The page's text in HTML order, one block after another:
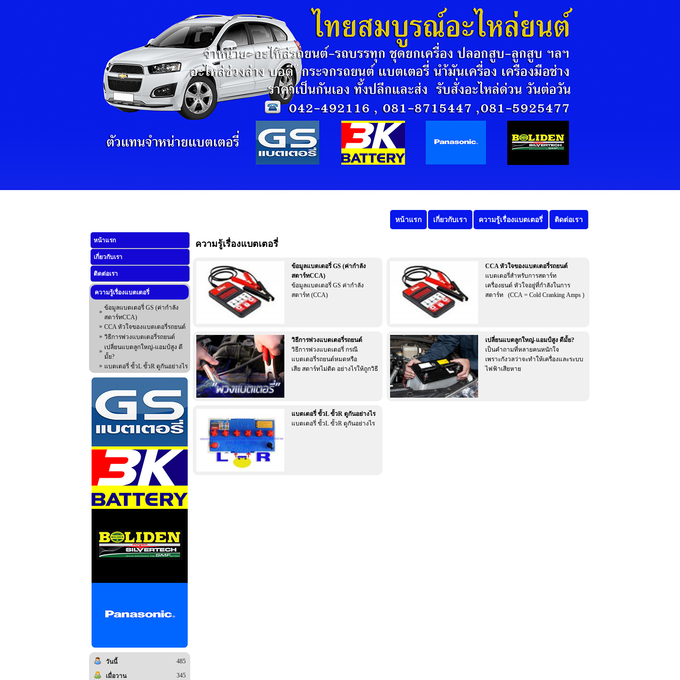
ติดต่อเรา
ความรู้เรื่องแบตเตอรี่
เกี่ยวกับเรา
หน้าแรก
หน้าแรก
เกี่ยวกับเรา
ติดต่อเรา
ความรู้เรื่องแบตเตอรี่
»
ข้อมูลแบตเตอรี่ GS (ค่ากำลัง
สตาร์ทCCA)
» CCA หัวใจของแบตเตอรี่รถยนต์
» วิธีการพ่วงแบตเตอรี่รถยนต์
»
เปลี่ยนแบตลูกใหญ่-แอมป์สูง ดี
มั้ย?
» แบตเตอรี่ ขั้วL ขั้วR ดูกันอย่างไร
วันนี้ 485
เมื่อวาน 345
ความรู้เรื่องแบตเตอรี่
ข้อมูลแบตเตอรี่ GS (ค่ากำลัง
สตาร์ทCCA)
ข้อมูลแบตเตอรี่ GS ค่ากำลัง
สตาร์ท (CCA)
CCA หัวใจของแบตเตอรี่รถยนต์
แบตเตอรี่สำหรับการสตาร์ท
เครื่องยนต์ หัวใจอยู่ที่กำลังในการ
สตาร์ท (CCA = Cold Cranking Amps )
วิธีการพ่วงแบตเตอรี่รถยนต์
วิธีการพ่วงแบตเตอรี่ กรณี
แบตเตอรี่รถยนต์หมดหรือ
เสีย สตาร์ทไม่ติด อย่างไรให้ถูกวิธี
เปลี่ยนแบตลูกใหญ่-แอมป์สูง ดีมั้ย?
เป็นคำถามที่หลายคนหนักใจ
เพราะกังวลว่าจะทำให้เครื่องและระบบ
ไฟฟ้าเสียหาย
แบตเตอรี่ ขั้วL ขั้วR ดูกันอย่างไร
แบตเตอรี่ ขั้วL ขั้วR ดูกันอย่างไร